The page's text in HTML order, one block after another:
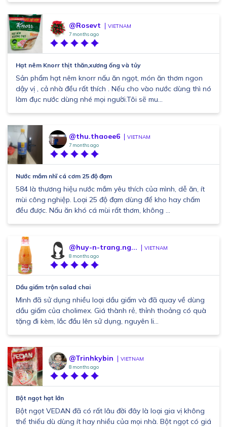
@Rosevt VIETNAM
7 months ago
Hạt nêm Knorr thịt thăn,xương ống và tủy
Sản phẩm hạt nêm knorr nấu ăn ngọt, món ăn thơm ngon
dậy vị , cả nhà đều rất thích . Nếu cho vào nước dùng thì nó
làm đục nước dùng nhé mọi người.Tôi sẽ mu...
@thu.thaoee6 VIETNAM
7 months ago
Nước mắm nhĩ cá cơm 25 độ đạm
584 là thương hiệu nước mắm yêu thích của mình, dễ ăn, ít
mùi công nghiệp. Loại 25 độ đạm dùng để kho hay chấm
đều được. Nấu ăn khó cá mùi rất thơm, không ...
@huy-n-trang.ng... VIETNAM
8 months ago
Dầu giấm trộn salad chai
Mình đã sử dụng nhiều loại dầu giấm và đã quay về dùng
dầu giấm của cholimex. Giá thành rẻ, thỉnh thoảng có quà
tặng đi kèm, lắc đầu lên sử dụng, nguyên li...
@Trinhkybin VIETNAM
8 months ago
Bột ngọt hạt lớn
Bột ngọt VEDAN đã có rất lâu đời đây là loại gia vị không
thể thiếu dù dùng ít hay nhiều của mọi nhà. Bột ngọt có giá